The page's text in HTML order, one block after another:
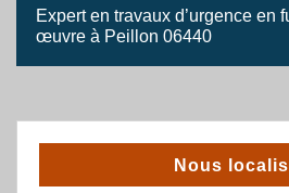
Expert en travaux d’urgence en
œuvre à Peillon 06440
Nous